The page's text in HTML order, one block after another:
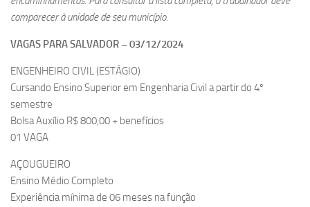
comparecer à unidade de seu município.
VAGAS PARA SALVADOR – 03/12/2024
ENGENHEIRO CIVIL (ESTÁGIO)
Cursando Ensino Superior em Engenharia Civil a partir do 4º
semestre
Bolsa Auxílio R$ 800,00 + benefícios
01 VAGA
AÇOUGUEIRO
Ensino Médio Completo
Experiência mínima de 06 meses na função